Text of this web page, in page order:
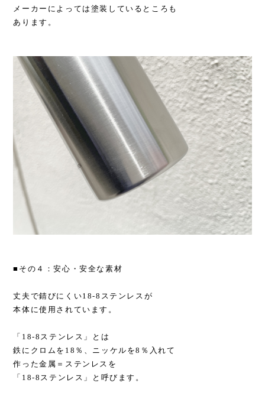
メーカーによっては塗装しているところも
あります。
■その４：安心・安全な素材
丈夫で錆びにくい18-8ステンレスが
本体に使用されています。
「18-8ステンレス」とは
鉄にクロムを18％、ニッケルを8％入れて
作った金属＝ステンレスを
「18-8ステンレス」と呼びます。